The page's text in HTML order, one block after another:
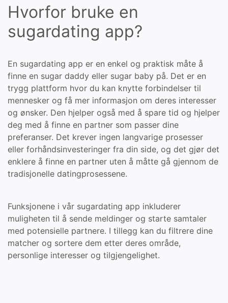
Hvorfor bruke en
sugardating app?
En sugardating app er en enkel og praktisk måte å
finne en sugar daddy eller sugar baby på. Det er en
trygg plattform hvor du kan knytte forbindelser til
mennesker og få mer informasjon om deres interesser
og ønsker. Den hjelper også med å spare tid og hjelper
deg med å finne en partner som passer dine
preferanser. Det krever ingen langvarige prosesser
eller forhåndsinvesteringer fra din side, og det gjør det
enklere å finne en partner uten å måtte gå gjennom de
tradisjonelle datingprosessene.
Funksjonene i vår sugardating app inkluderer
muligheten til å sende meldinger og starte samtaler
med potensielle partnere. I tillegg kan du filtrere dine
matcher og sortere dem etter deres område,
personlige interesser og tilgjengelighet.